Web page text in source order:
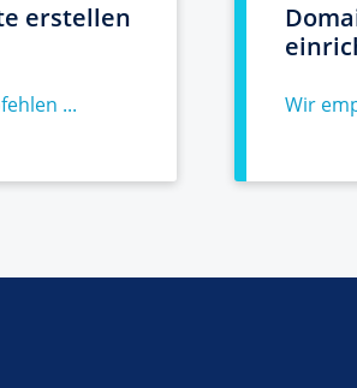
erstellen
... Wir